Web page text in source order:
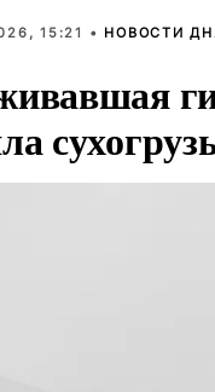
15:21 • НОВОСТИ